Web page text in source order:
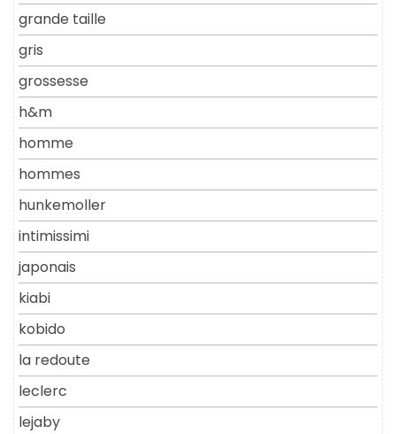
grande taille
gris
grossesse
h&m
homme
hommes
hunkemoller
intimissimi
japonais
kiabi
kobido
la redoute
leclerc
lejaby